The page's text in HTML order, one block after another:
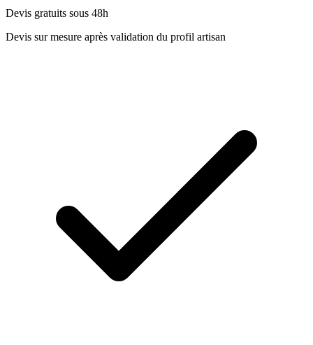
Devis gratuits sous 48h
Devis sur mesure après validation du profil artisan